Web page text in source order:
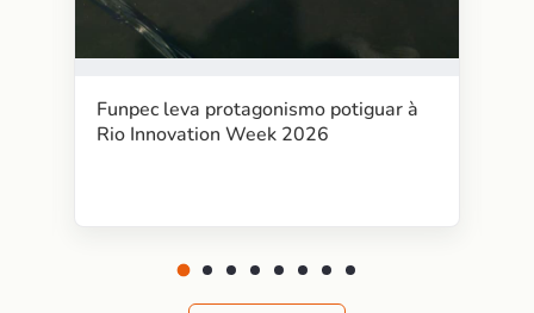
Funpec leva protagonismo potiguar à
Rio Innovation Week 2026